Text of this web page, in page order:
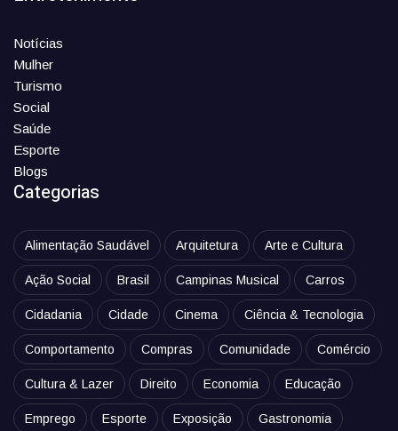
Notícias
Mulher
Turismo
Social
Saúde
Esporte
Blogs
Categorias
Alimentação Saudável Arquitetura Arte e Cultura
Ação Social Brasil Campinas Musical Carros
Cidadania Cidade Cinema Ciência & Tecnologia
Comportamento Compras Comunidade Comércio
Cultura & Lazer Direito Economia Educação
Emprego Esporte Exposição Gastronomia